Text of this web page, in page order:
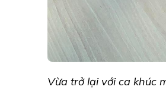
Vừa trở lại với ca khúc